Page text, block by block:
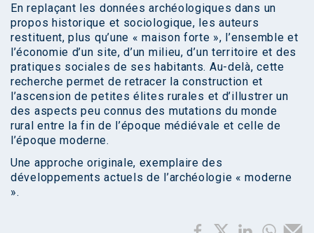
En replaçant les données archéologiques dans un
propos historique et sociologique, les auteurs
restituent, plus qu’une « maison forte », l’ensemble et
l’économie d’un site, d’un milieu, d’un territoire et des
pratiques sociales de ses habitants. Au-delà, cette
recherche permet de retracer la construction et
l’ascension de petites élites rurales et d’illustrer un
des aspects peu connus des mutations du monde
rural entre la fin de l’époque médiévale et celle de
l’époque moderne.
Une approche originale, exemplaire des
développements actuels de l’archéologie « moderne
».